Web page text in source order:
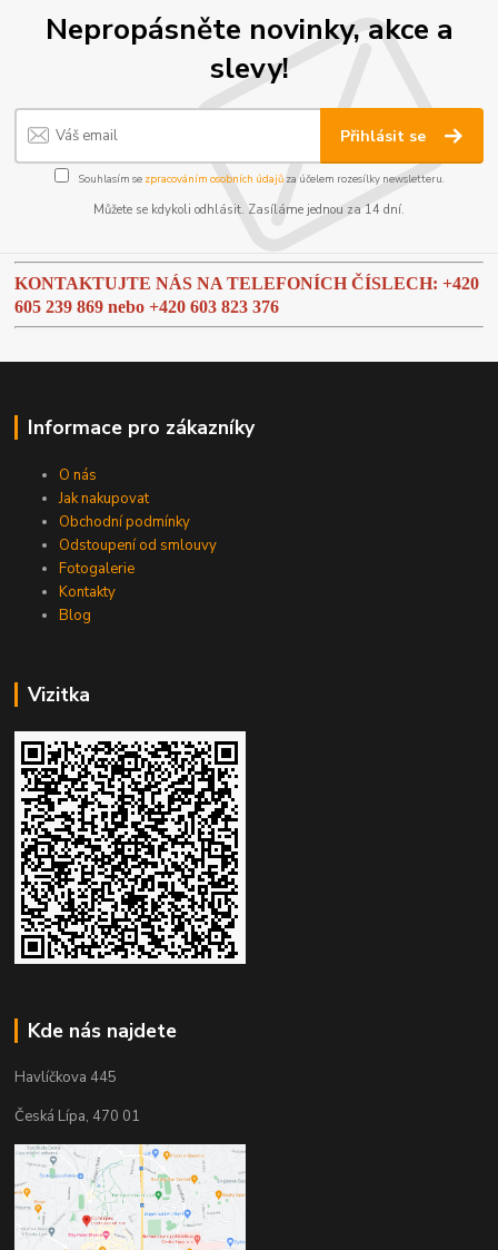
Nepropásněte novinky, akce a
slevy!
Přihlásit se
Souhlasím se zpracováním osobních údajůza účelem rozesílky newsletteru.
Můžete se kdykoli odhlásit. Zasíláme jednou za 14 dní.
KONTAKTUJTE NÁS NA TELEFONÍCH ČÍSLECH: +420
605 239 869 nebo+420 603 823 376
Informace pro zákazníky
O nás
Jak nakupovat
Obchodní podmínky
Odstoupení od smlouvy
Fotogalerie
Kontakty
Blog
Vizitka
Kde nás najdete
Havlíčkova 445
Česká Lípa, 470 01